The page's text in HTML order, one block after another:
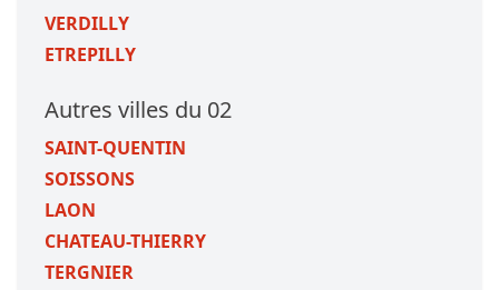
VERDILLY
ETREPILLY
Autres villes du 02
SAINT-QUENTIN
SOISSONS
LAON
CHATEAU-THIERRY
TERGNIER